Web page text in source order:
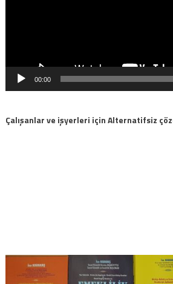
00:00
Çalışanlar ve işyerleri için Alternatifsiz